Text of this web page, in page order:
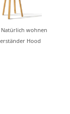
Natürlich wohnen
Hood